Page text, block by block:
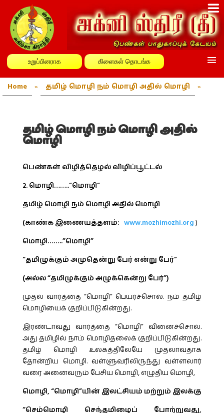
உறுப்பினராக கிளைகள் தொடங்க
Home » தமிழ் மொழி நம் மொழி அதில் மொழி »
தமிழ் மொழி நம் மொழி அதில்
மொழி
பெண்கள் விழித்தெழல் விழிப்பூட்டல்
2. மொழி……..”மொழி”
தமிழ் மொழி நம் மொழி அதில் மொழி
(காண்க இணையத்தளம்: www.mozhimozhi.org)
மொழி……..”மொழி”
“தமிழுக்கும் அமுதென்று பேர் என்று பேர்”
(அல்ல “தமிழுக்கும் அழுக்கென்று பேர்”)
முதல் வார்த்தை “மொழி” பெயர்ச்சொல். நம் தமிழ்
மொழியைக் குறிப்பிடுகின்றது.
இரண்டாவது வார்த்தை “மொழி” வினைச்சொல்.
அது தமிழில் நாம் மொழிதலைக் குறிப்பிடுகின்றது.
தமிழ் மொழி உலகத்திலேயே முதலாவதாக
தோன்றிய மொழி. வள்ளுவரிலிருந்து வள்ளலார்
வரை அனைவரும் பேசிய மொழி, எழுதிய மொழி,
மொழி, “மொழி”யின் இலட்சியம் மற்றும் இலக்கு
“செம்மொழி செந்தமிழைப் போற்றுவது,